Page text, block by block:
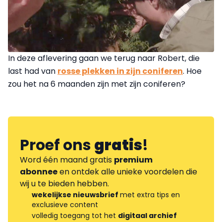
In deze aflevering gaan we terug naar Robert, die
last had van rosse plekken in zijn coniferen. Hoe
zou het na 6 maanden zijn met zijn coniferen?
Proef onsgratis!
Word één maand gratis premium
abonneeen ontdek alle unieke voordelen die
wij u te bieden hebben.
wekelijkse nieuwsbrief met extra tips en
exclusieve content
volledig toegang tot het digitaal archief